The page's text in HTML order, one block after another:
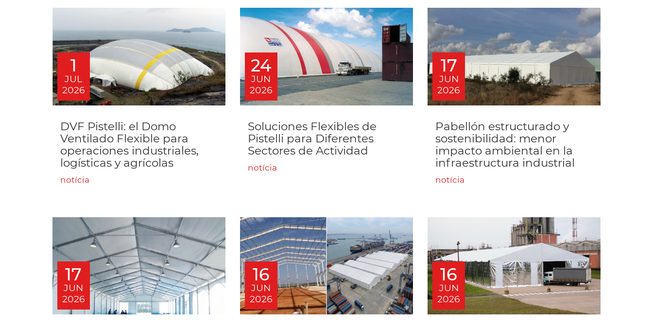
1
JUL
2026
DVF Pistelli: el Domo
Ventilado Flexible para
operaciones industriales,
logísticas y agrícolas
notícia
24
JUN
2026
Soluciones Flexibles de
Pistelli para Diferentes
Sectores de Actividad
notícia
17
JUN
2026
Pabellón estructurado y
sostenibilidad: menor
impacto ambiental en la
infraestructura industrial
notícia
17
JUN
2026
16
JUN
2026
16
JUN
2026